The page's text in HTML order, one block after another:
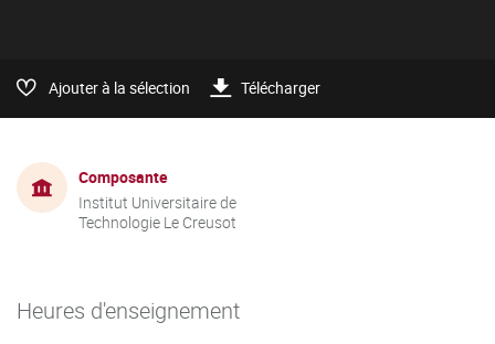
Ajouter à la sélection Télécharger
Composante
Institut Universitaire de
Technologie Le Creusot
Heures d'enseignement